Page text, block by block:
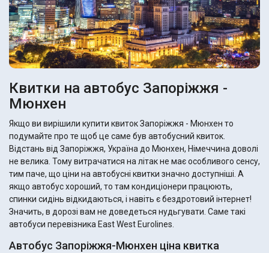
Квитки на автобус Запоріжжя -
Мюнхен
Якщо ви вирішили купити квиток Запоріжжя - Мюнхен то
подумайте про те щоб це саме був автобусний квиток.
Відстань від Запоріжжя, Україна до Мюнхен, Німеччина доволі
не велика. Тому витрачатися на літак не має особливого сенсу,
тим паче, що ціни на автобусні квитки значно доступніші. А
якщо автобус хороший, то там кондиціонери працюють,
спинки сидінь відкидаються, і навіть є бездротовий інтернет!
Значить, в дорозі вам не доведеться нудьгувати. Саме такі
автобуси перевізника East West Eurolines.
Автобус Запоріжжя-Мюнхен ціна квитка